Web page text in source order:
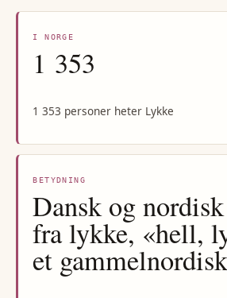
I NORGE
1 353
1 353 personer heter Lykke
BETYDNING
Dansk og
fra lykke, «hell,
et